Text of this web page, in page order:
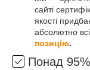
сайті
якості
абсолютно
позицію.
Понад 95%